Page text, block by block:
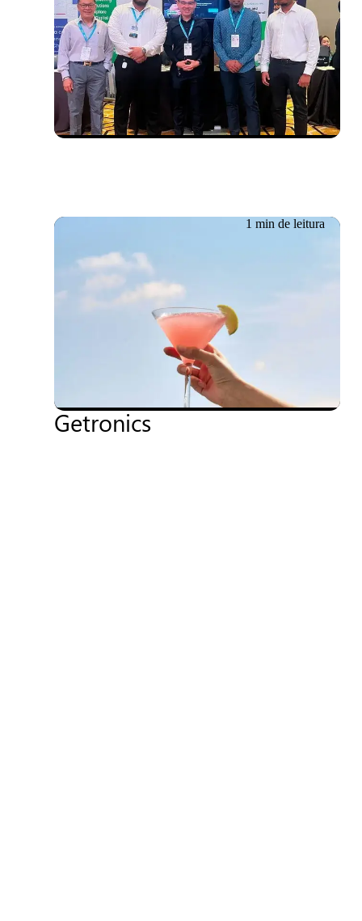
Evento passado29/05/2024
Conferência de CIOs da
PIKOM em Kuala Lumpur
1 min de leitura
Português
IA conversacional em ação:
Coquetel de inauguração
do novo escritório da
Getronics